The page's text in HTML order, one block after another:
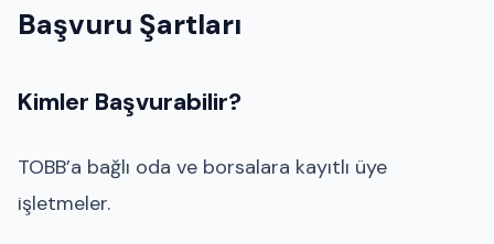
Başvuru Şartları
Kimler Başvurabilir?
TOBB’a bağlı oda ve borsalara kayıtlı üye
işletmeler.